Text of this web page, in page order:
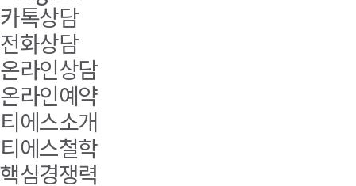
카톡상담
전화상담
온라인상담
온라인예약
티에스소개
티에스철학
핵심경쟁력